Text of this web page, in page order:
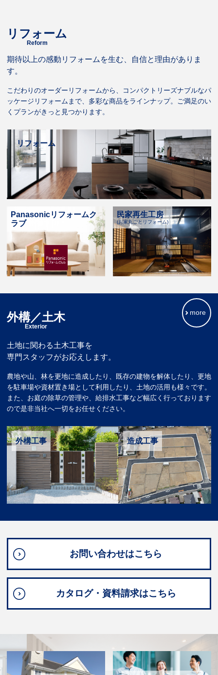
リフォーム
Reform
期待以上の感動リフォームを生む、自信と理由がありま
す。
こだわりのオーダーリフォームから、コンパクトリーズナブルなパ
ッケージリフォームまで、多彩な商品をラインナップ。ご満足のい
くプランがきっと見つかります。
リフォーム
Panasonicリフォームク
ラブ
民家再生工房
(お家丸ごとリフォーム)
外構／土木
Exterior
more
土地に関わる土木工事を
専門スタッフがお応えします。
農地や山、林を更地に造成したり、既存の建物を解体したり、更地
を駐車場や資材置き場として利用したり、土地の活用も様々です。
また、お庭の除草の管理や、給排水工事など幅広く行っております
ので是非当社へ一切をお任せください。
外構工事 造成工事
お問い合わせはこちら
カタログ・資料請求はこちら